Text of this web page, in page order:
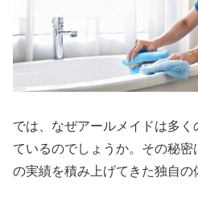
では、なぜアールメイドは多
ているのでしょうか。その秘
の実績を積み上げてきた独自の